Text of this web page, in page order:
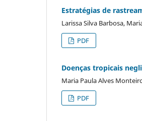
Estratégias de
Larissa Silva Barbosa,
PDF
Doenças tropicais
Maria Paula Alves
PDF